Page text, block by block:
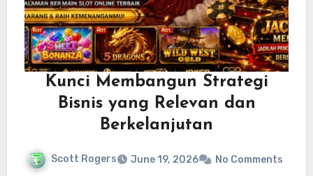
Kunci Membangun Strategi
Bisnis yang Relevan dan
Berkelanjutan
Scott Rogers June 19, 2026 No Comments